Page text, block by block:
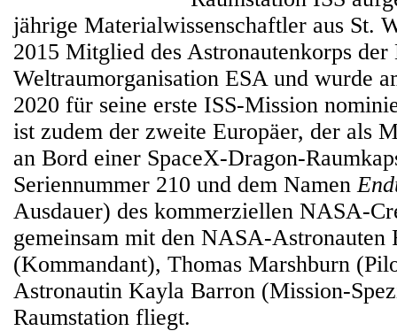
jährige Materialwissenschaftler aus St.
2015 Mitglied des Astronautenkorps der
Weltraumorganisation ESA und wurde
2020 für seine erste ISS-Mission
ist zudem der zweite Europäer, der als
an Bord einer SpaceX-Dragon-
Seriennummer 210 und dem Namen
Ausdauer) des kommerziellen NASA-
gemeinsam mit den NASA-Astronauten
(Kommandant), Thomas Marshburn
Astronautin Kayla Barron (Mission-
Raumstation fliegt.